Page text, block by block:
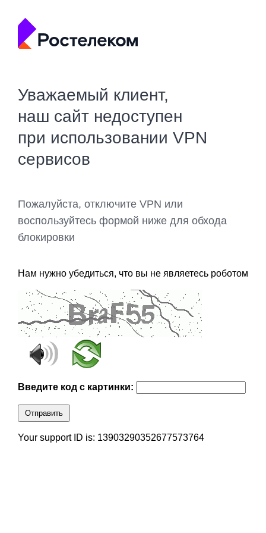
Уважаемый клиент,
наш сайт недоступен
при использовании VPN
сервисов
Пожалуйста, отключите VPN или
воспользуйтесь формой ниже для обхода
блокировки
Нам нужно убедиться, что вы не являетесь роботом
Введите код с картинки:
Отправить
Your support ID is: 13903290352677573764